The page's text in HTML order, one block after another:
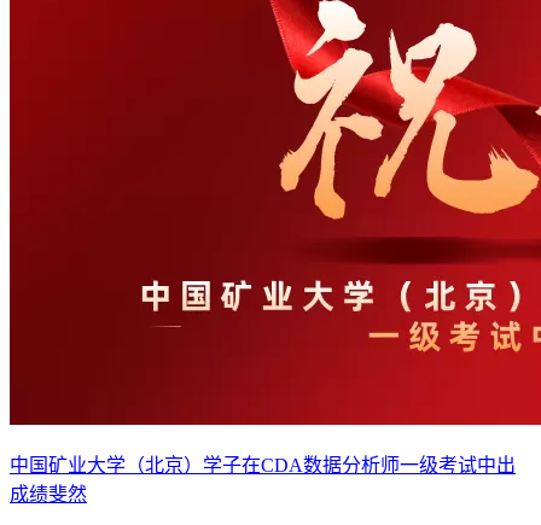
中国矿业大学（北京）学子在CDA数据分析师一级考试中出
成绩斐然